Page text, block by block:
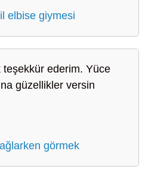
elbise giymesi
ederim. Yüce
güzellikler versin
görmek